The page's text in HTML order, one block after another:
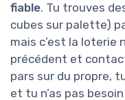
fiable. Tu trouves
cubes sur palette)
mais c’est la loterie
précédent et
pars sur du propre,
et tu n’as pas